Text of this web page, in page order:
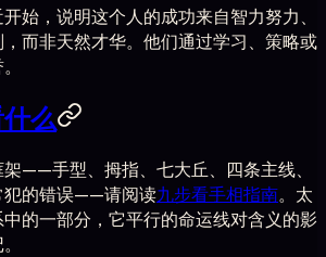
始，说明这个人的成功来自智力努力、
而非天然才华。他们通过学习、策略或
么
——手型、拇指、七大丘、四条主线、
犯的错误——请阅读九步看手相指南。太
的一部分，它平行的命运线对含义的影